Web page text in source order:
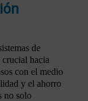
de
hacia
con el medio
y el ahorro
no solo